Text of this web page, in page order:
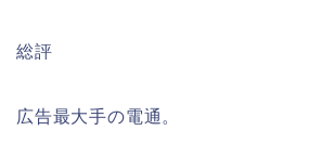
総評
広告最大手の電通。